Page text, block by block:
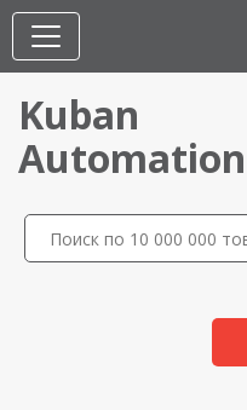
Kuban
Automation